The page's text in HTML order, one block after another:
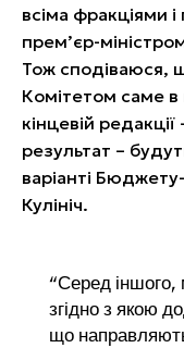
всіма фракціями
прем’єр-
Тож сподіваюся,
Комітетом саме в
кінцевій редакції
результат –
варіанті
Кулініч.
“Серед
згідно з якою
що